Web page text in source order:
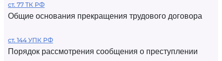
ст. 77 ТК РФ
Общие основания прекращения трудового договора
ст. 144 УПК РФ
Порядок рассмотрения сообщения о преступлении